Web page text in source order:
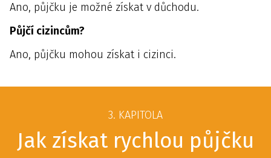
Ano, půjčku je možné získat v důchodu.
Půjčí cizincům?
Ano, půjčku mohou získat i cizinci.
3. KAPITOLA
Jak získat rychlou půjčku